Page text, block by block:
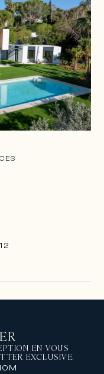
12
EN VOUS
EXCLUSIVE.